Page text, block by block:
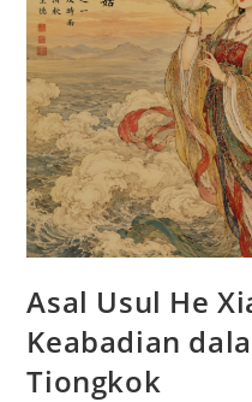
Asal Usul He
Keabadian
Tiongkok